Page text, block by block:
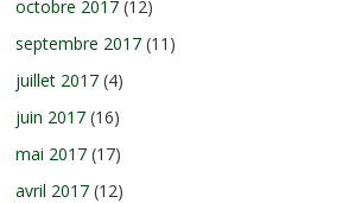
octobre 2017 (12)
septembre 2017 (11)
juillet 2017 (4)
juin 2017 (16)
mai 2017 (17)
avril 2017 (12)